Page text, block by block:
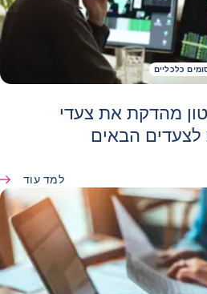
כלכליים
מהדקת את צעדי
הבאים
למד עוד